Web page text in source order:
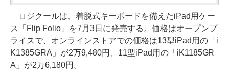
ロジクールは、着脱式キーボードを備えたiPad用ケー
ス「Flip Folio」を7月3日に発売する。価格はオープンプ
ライスで、オンラインストアでの価格は13型iPad用の「i
K1385GRA」が2万9,480円、11型iPad用の「iK1185GR
A」が2万6,180円。